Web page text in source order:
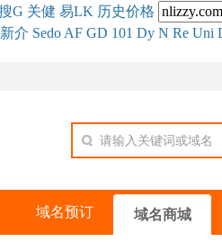
G 关健 易LK 历史价格
新介 Sedo AF GD 101 Dy N Re Uni